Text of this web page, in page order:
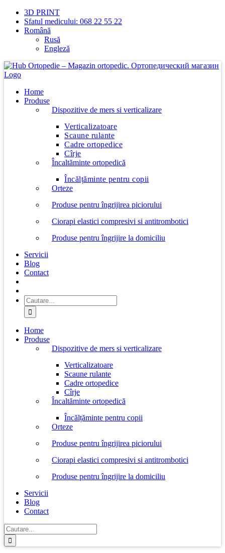
Skip
content
3D PRINT
Sfatul medicului: 068 22 55 22
Română
Rusă
Engleză
Home
Produse
Dispozitive de mers si verticalizare
Verticalizatoare
Scaune rulante
Cadre ortopedice
Cîrje
Încaltăminte ortopedică
Încălțăminte pentru copii
Orteze
Produse pentru îngrijirea piciorului
Ciorapi elastici compresivi si antitrombotici
Produse pentru îngrijire la domiciliu
Servicii
Blog
Contact
Cautare...
Home
Produse
Dispozitive de mers si verticalizare
Verticalizatoare
Scaune rulante
Cadre ortopedice
Cîrje
Încaltăminte ortopedică
Încălțăminte pentru copii
Orteze
Produse pentru îngrijirea piciorului
Ciorapi elastici compresivi si antitrombotici
Produse pentru îngrijire la domiciliu
Servicii
Blog
Contact
Cautare...